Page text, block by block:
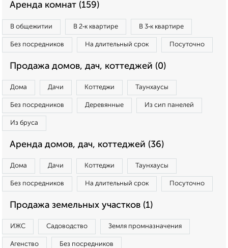
Аренда комнат (159)
В общежитии В 2‑к квартире В 3‑к квартире
Без посредников На длительный срок Посуточно
Продажа домов, дач, коттеджей (0)
Дома Дачи Коттеджи Таунхаусы
Без посредников Деревянные Из сип панелей
Из бруса
Аренда домов, дач, коттеджей (36)
Дома Дачи Коттеджи Таунхаусы
Без посредников На длительный срок Посуточно
Продажа земельных участков (1)
ИЖС Садоводство Земля промназначения
Агенство Без посредников